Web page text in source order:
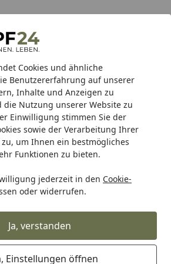
Cookies und ähnliche
Benutzererfahrung auf unserer
Inhalte und Anzeigen zu
die Nutzung unserer Website zu
Einwilligung stimmen Sie der
sowie der Verarbeitung Ihrer
um Ihnen ein bestmögliches
Funktionen zu bieten.
jederzeit in den Cookie-
oder widerrufen.
Ja, verstanden
Einstellungen öffnen
Store
Hotline
gratis Sandfilteranlage & Pool-
bis 468,99€)
Motorradzubehör & Werkzeuge
520 13Z